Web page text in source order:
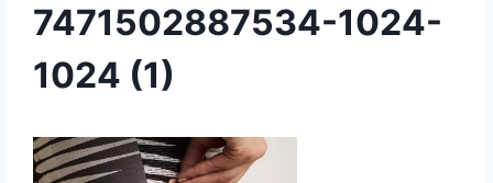
7471502887534-1024-
1024 (1)